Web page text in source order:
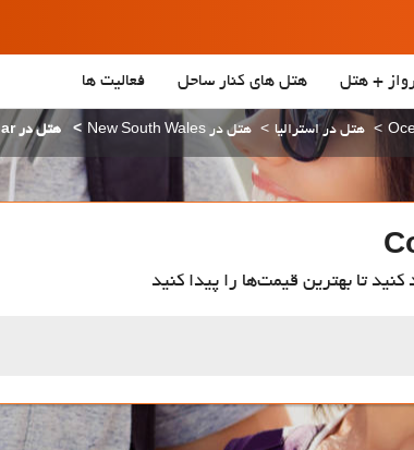
+ هتل هتل‌ های کنار ساحل فعالیت ها
هتل در استرالیا هتل در New South Wales هتل در Cobar
کنید تا بهترین قیمت‌ها را پیدا کنید